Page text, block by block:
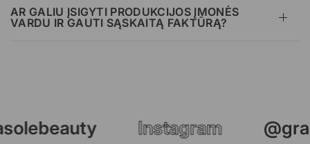
AR GALIU ĮSIGYTI PRODUKCIJOS ĮMONĖS
VARDU IR GAUTI SĄSKAITĄ FAKTŪRĄ?
Instagram